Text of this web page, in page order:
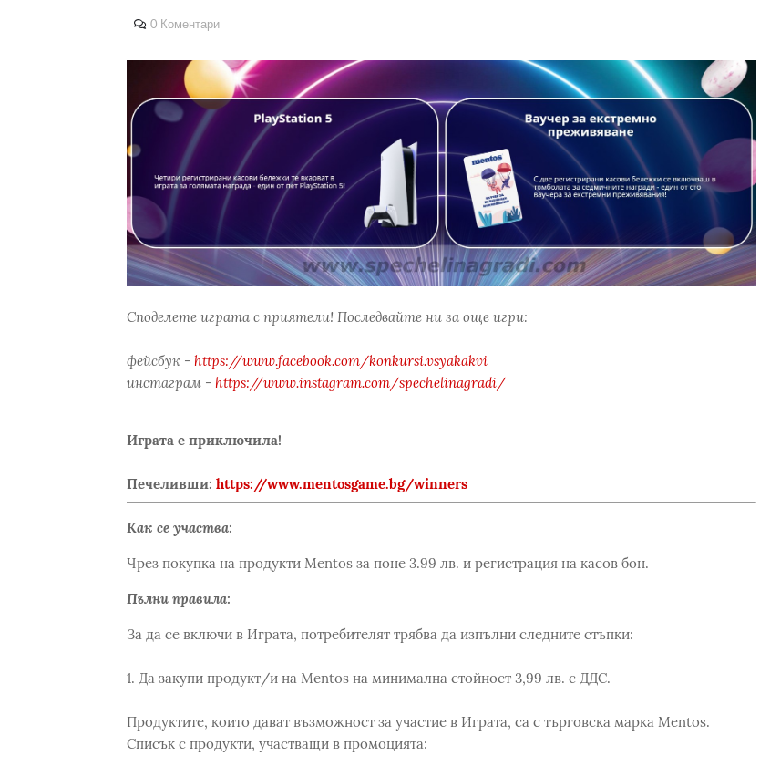
0 Коментари
Споделете играта с приятели! Последвайте ни за още игри:
фейсбук - https://www.facebook.com/konkursi.vsyakakvi
инстаграм - https://www.instagram.com/spechelinagradi/
Играта е приключила!
Печеливши: https://www.mentosgame.bg/winners
Как се участва:
Чрез покупка на продукти Mentos за поне 3.99 лв. и регистрация на касов бон.
Пълни правила:
За да се включи в Играта, потребителят трябва да изпълни следните стъпки:
1. Да закупи продукт/и на Mentos на минимална стойност 3,99 лв. с ДДС.
Продуктите, които дават възможност за участие в Играта, са с търговска марка Mentos.
Списък с продукти, участващи в промоцията: